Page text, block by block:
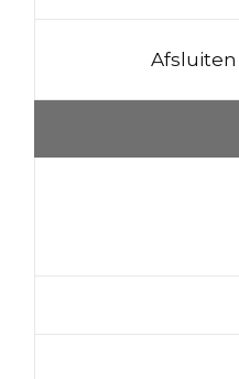
Afsluiten